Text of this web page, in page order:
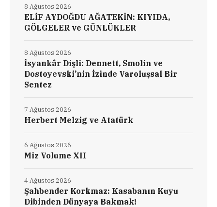
ELİF AYDOĞDU AĞATEKİN: KIYIDA,
GÖLGELER ve GÜNLÜKLER
8 Ağustos 2026
İsyankâr Dişli: Dennett, Smolin ve
Dostoyevski’nin İzinde Varoluşsal Bir
Sentez
8 Ağustos 2026
Herbert Melzig ve Atatürk
7 Ağustos 2026
Miz Volume XII
6 Ağustos 2026
Şahbender Korkmaz: Kasabanın Kuyu
Dibinden Dünyaya Bakmak!
4 Ağustos 2026